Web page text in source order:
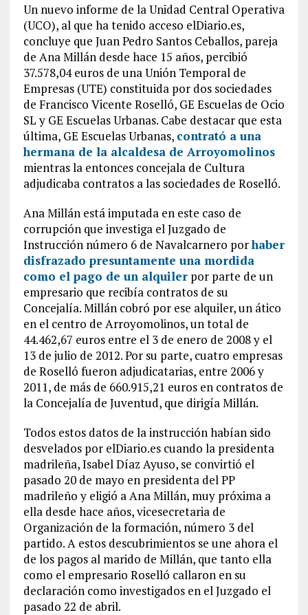
Un nuevo informe de la Unidad Central Operativa
(UCO), al que ha tenido acceso elDiario.es,
concluye que Juan Pedro Santos Ceballos, pareja
de Ana Millán desde hace 15 años, percibió
37.578,04 euros de una Unión Temporal de
Empresas (UTE) constituida por dos sociedades
de Francisco Vicente Roselló, GE Escuelas de Ocio
SL y GE Escuelas Urbanas. Cabe destacar que esta
última, GE Escuelas Urbanas, contrató a una
hermana de la alcaldesa de Arroyomolinos
mientras la entonces concejala de Cultura
adjudicaba contratos a las sociedades de Roselló.
Ana Millán está imputada en este caso de
corrupción que investiga el Juzgado de
Instrucción número 6 de Navalcarnero porhaber
disfrazado presuntamente una mordida
como el pago de un alquilerpor parte de un
empresario que recibía contratos de su
Concejalía. Millán cobró por ese alquiler, un ático
en el centro de Arroyomolinos, un total de
44.462,67 euros entre el 3 de enero de 2008 y el
13 de julio de 2012. Por su parte, cuatro empresas
de Roselló fueron adjudicatarias, entre 2006 y
2011, de más de 660.915,21 euros en contratos de
la Concejalía de Juventud, que dirigía Millán.
Todos estos datos de la instrucción habían sido
desvelados por elDiario.es cuando la presidenta
madrileña, Isabel Díaz Ayuso, se convirtió el
pasado 20 de mayo en presidenta del PP
madrileño y eligió a Ana Millán, muy próxima a
ella desde hace años, vicesecretaria de
Organización de la formación, número 3 del
partido. A estos descubrimientos se une ahora el
de los pagos al marido de Millán, que tanto ella
como el empresario Roselló callaron en su
declaración como investigados en el Juzgado el
pasado 22 de abril.